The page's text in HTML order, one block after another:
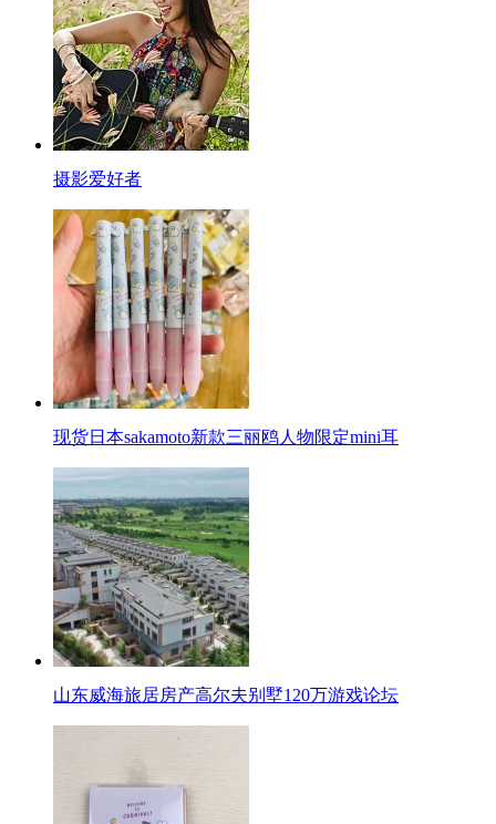
摄影爱好者
现货日本sakamoto新款三丽鸥人物限定mini耳
山东威海旅居房产高尔夫别墅120万游戏论坛